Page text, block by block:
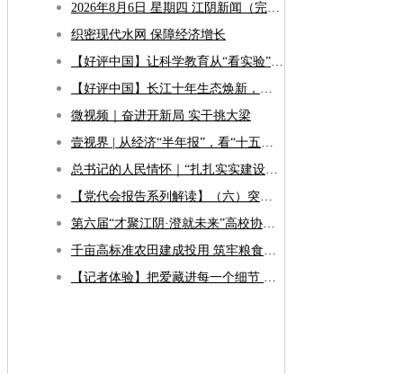
2026年8月6日 星期四 江阴新闻（完整版）
织密现代水网 保障经济增长
【好评中国】让科学教育从“看实验”转向“做中学”
【好评中国】长江十年生态焕新，铺展江苏高质量发展之路
微视频｜奋进开新局 实干挑大梁
壹视界 | 从经济“半年报”，看“十五五”稳健开局
总书记的人民情怀｜“扎扎实实建设现代化产业体系”
【党代会报告系列解读】（六）突出人民至上 在探索共同富裕新路径上全面发力
第六届“才聚江阴·澄就未来”高校协同引才发展大会暨AI赋能人才发展交流会开幕
千亩高标准农田建成投用 筑牢粮食稳产根基
【记者体验】把爱藏进每一个细节 杏春实验学校9月启用